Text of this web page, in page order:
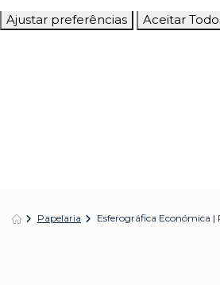
Ajustar preferências Aceitar
Papelaria Esferográfica Económica |